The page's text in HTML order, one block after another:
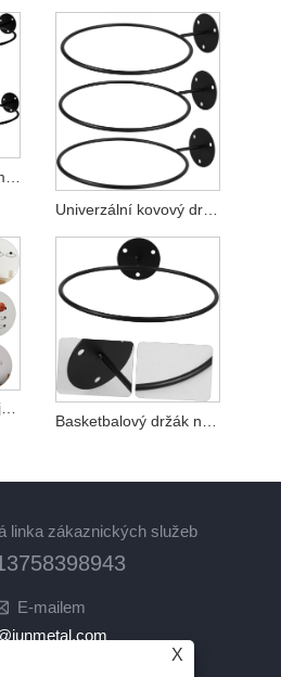
Univerzální kovový držák míčů pro basketbalový fotbal volejbalový fotbalový úložný displej
Kovový nástěnný stojan na míč v garáži na fotbal
linka zákaznických služeb
E-mailem
X